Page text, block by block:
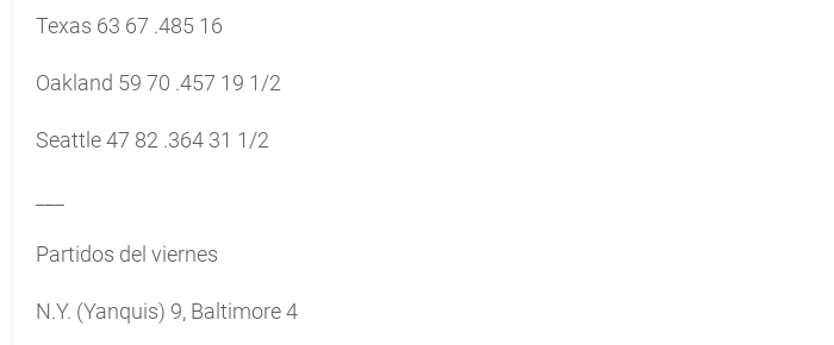
Texas 63 67 .485 16
Oakland 59 70 .457 19 1/2
Seattle 47 82 .364 31 1/2
Partidos del viernes
N.Y. (Yanquis) 9, Baltimore 4